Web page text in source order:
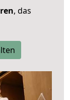
, das